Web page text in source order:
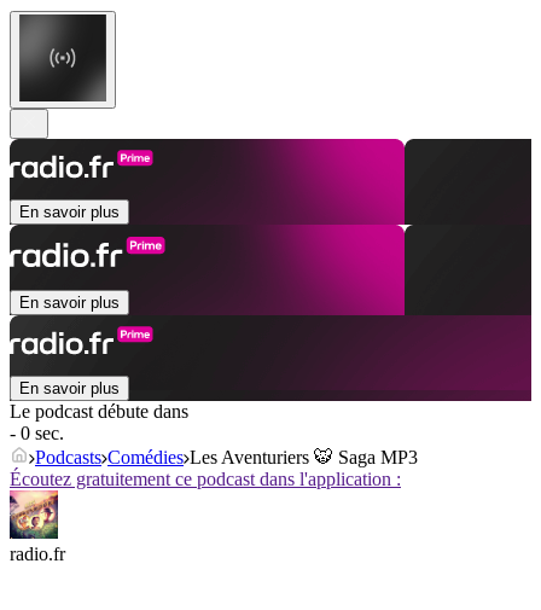
En savoir plus
En savoir plus
En savoir plus
Le podcast débute dans
- 0 sec.
Podcasts Comédies Les Aventuriers 🐯 Saga MP3
Écoutez gratuitement ce podcast dans l'application :
radio.fr